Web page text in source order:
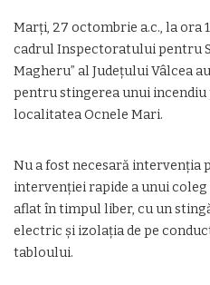
Marți, 27 octombrie a.c., la ora
cadrul Inspectoratului pentru
Magheru” al Judeţului Vâlcea
pentru stingerea unui incendiu
localitatea Ocnele Mari.
Nu a fost necesară
intervenției rapide a unui
aflat în timpul liber, cu un
electric și izolația de pe
tabloului.